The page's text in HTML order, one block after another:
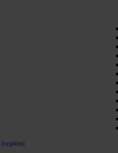
(sygdom)